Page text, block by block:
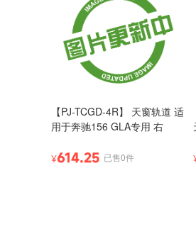
【PJ-TCGD-4R】 天窗轨道 适
用于奔驰156 GLA专用 右
¥614.25 已售0件